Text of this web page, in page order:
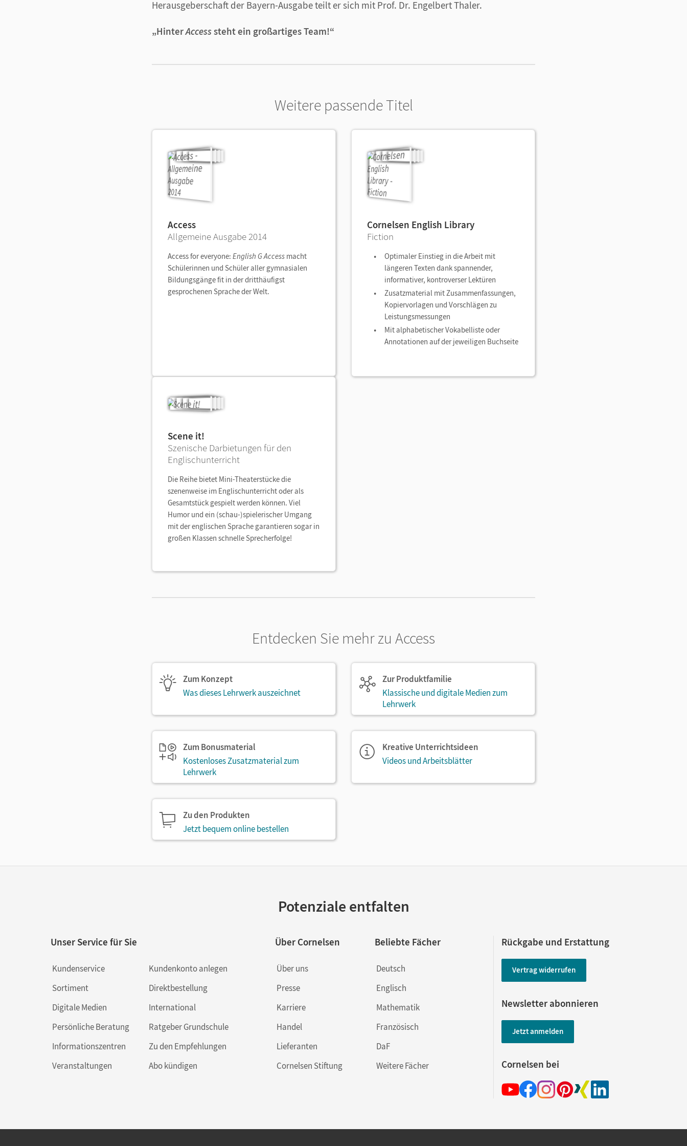
Vergleiche mit Französisch und Latein
mit denen Vorbereitung und Durchführung des Unterrichts mühelos gelingen.
Herausgeberschaft der Bayern-Ausgabe teilt er sich mit Prof. Dr. Engelbert Thaler.
„HinterAccesssteht ein großartiges Team!“
Weitere passende Titel
Access
Allgemeine Ausgabe 2014
Access for everyone: English G Access macht
Schülerinnen und Schüler aller gymnasialen
Bildungsgänge fit in der dritthäufigst
gesprochenen Sprache der Welt.
Cornelsen English Library
Fiction
Optimaler Einstieg in die Arbeit mit
längeren Texten dank spannender,
informativer, kontroverser Lektüren
Zusatzmaterial mit Zusammenfassungen,
Kopiervorlagen und Vorschlägen zu
Leistungsmessungen
Mit alphabetischer Vokabelliste oder
Annotationen auf der jeweiligen Buchseite
Scene it!
Szenische Darbietungen für den
Englischunterricht
Die Reihe bietet Mini-Theaterstücke die
szenenweise im Englischunterricht oder als
Gesamtstück gespielt werden können. Viel
Humor und ein (schau-)spielerischer Umgang
mit der englischen Sprache garantieren sogar in
großen Klassen schnelle Sprecherfolge!
Entdecken Sie mehr zu Access
Zum Konzept
Was dieses Lehrwerk auszeichnet
Zur Produktfamilie
Klassische und digitale Medien zum
Lehrwerk
Zum Bonusmaterial
Kostenloses Zusatzmaterial zum
Lehrwerk
Kreative Unterrichtsideen
Videos und Arbeitsblätter
Zu den Produkten
Jetzt bequem online bestellen
Potenziale entfalten
Unser Service für Sie
Kundenservice
Sortiment
Digitale Medien
Persönliche Beratung
Informationszentren
Veranstaltungen
Kundenkonto anlegen
Direktbestellung
International
Ratgeber Grundschule
Zu den Empfehlungen
Abo kündigen
Über Cornelsen
Über uns
Presse
Karriere
Handel
Lieferanten
Cornelsen Stiftung
Beliebte Fächer
Deutsch
Englisch
Mathematik
Französisch
DaF
Weitere Fächer
Rückgabe und Erstattung
Vertrag widerrufen
Newsletter abonnieren
Jetzt anmelden
Cornelsen bei